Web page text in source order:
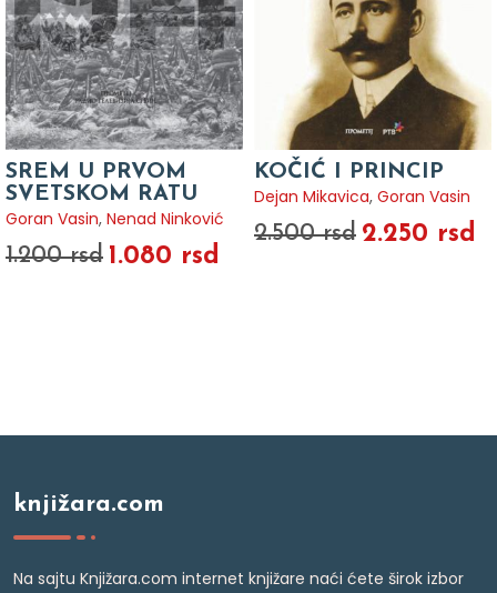
SREM U PRVOM
SVETSKOM RATU
Goran Vasin, Nenad Ninković
1.200 rsd 1.080 rsd
KOČIĆ I PRINCIP
Dejan Mikavica, Goran Vasin
2.500 rsd 2.250 rsd
knjižara.com
Na sajtu Knjižara.com internet knjižare naći ćete širok izbor